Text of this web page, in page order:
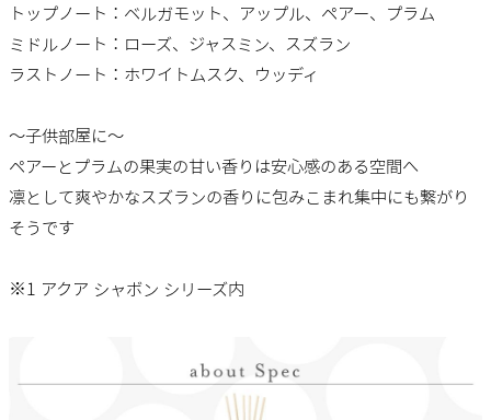
トップノート：ベルガモット、アップル、ペアー、プラム
ミドルノート：ローズ、ジャスミン、スズラン
ラストノート：ホワイトムスク、ウッディ
～子供部屋に～
ペアーとプラムの果実の甘い香りは安心感のある空間へ
凛として爽やかなスズランの香りに包みこまれ集中にも繋がり
そうです
※1 アクア シャボン シリーズ内